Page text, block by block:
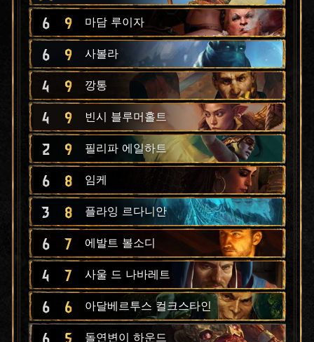
6 9 마담 루이자
6 9 사볼라
4 9 깡통
4 9 빈시 블루머홀트
2 9 필리파 에일하트
6 8 임케
3 8 플라잉 르다니안
6 7 에발트 볼소디
4 7 사울 드 나바레트
6 6 아달베르투스 컬크스타인
6 5 돌연변이 하운드